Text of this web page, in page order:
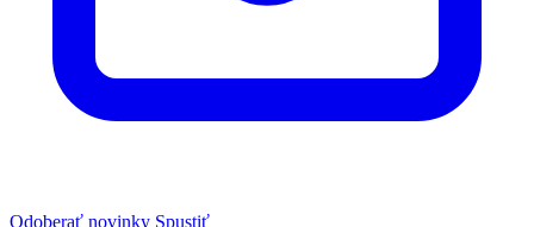
Odoberať novinky Spustiť